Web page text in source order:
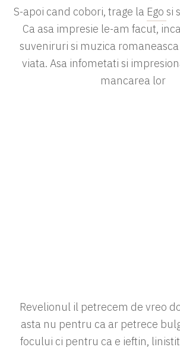
S-apoi cand cobori, trage la Ego si
Ca asa impresie le-am facut,
suveniruri si muzica
viata. Asa infometati si
mancarea lor
Revelionul il petrecem de vreo
asta nu pentru ca ar petrece
focului ci pentru ca e ieftin,